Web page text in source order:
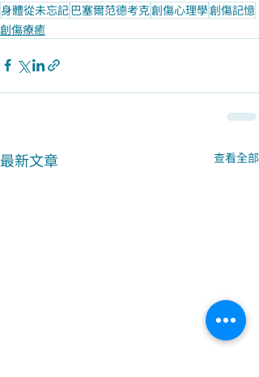
身體從未忘記巴塞爾范德考克創傷心理學創傷記憶
創傷療癒
最新文章 查看全部